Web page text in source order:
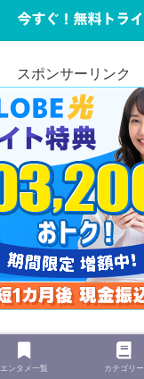
スポンサーリンク
スポンサーリンク
エンタメ一覧 カテゴリー